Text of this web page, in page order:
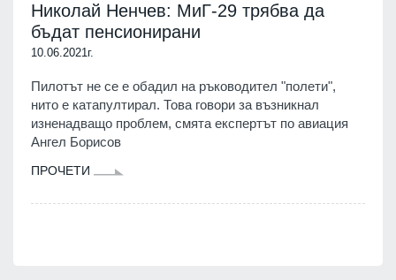
Николай Ненчев: МиГ-29 трябва да
бъдат пенсионирани
10.06.2021г.
Пилотът не се е обадил на ръководител "полети",
нито е катапултирал. Това говори за възникнал
изненадващо проблем, смята експертът по авиация
Ангел Борисов
ПРОЧЕТИ